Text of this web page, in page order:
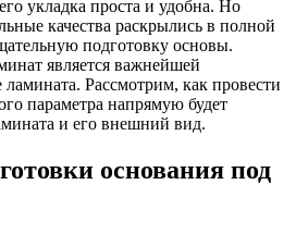
укладка проста и удобна. Но
качества раскрылись в полной
подготовку основы.
является важнейшей
Рассмотрим, как провести
параметра напрямую будет
и его внешний вид.
основания под